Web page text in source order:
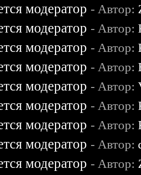
модератор - Автор:
модератор - Автор:
модератор - Автор:
модератор - Автор:
модератор - Автор:
модератор - Автор:
модератор - Автор:
модератор - Автор:
модератор - Автор: